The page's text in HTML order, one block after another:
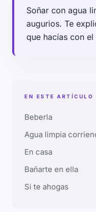
Soñar con agua
augurios. Te
que hacías con
EN ESTE ARTÍCULO
Beberla
Agua limpia
En casa
Bañarte en ella
Si te ahogas